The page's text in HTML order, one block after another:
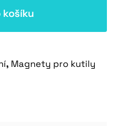
košíku
, Magnety pro kutily